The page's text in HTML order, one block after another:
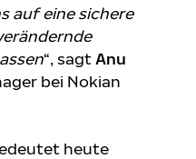
auf eine sichere
“, sagt Anu
bei Nokian
heute